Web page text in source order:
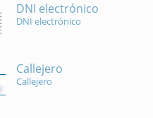
DNI electrónico
DNI electrónico
Callejero
Callejero